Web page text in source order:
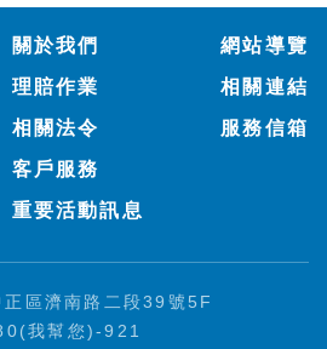
關於我們
理賠作業
相關法令
客戶服務
重要活動訊息
網站導覽
相關連結
服務信箱
區濟南路二段39號5F
我幫您)-921